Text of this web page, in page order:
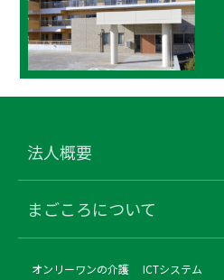
法人概要
まごころについて
オンリーワンの介護 ICTシステム